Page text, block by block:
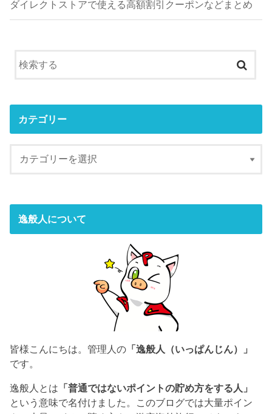
ダイレクトストアで使える高額割引クーポンなどまとめ
カテゴリー
逸般人について
皆様こんにちは。管理人の 「逸般人（いっぱんじん）」
です。
逸般人とは 「普通ではないポイントの貯め方をする人」
という意味で名付けました。このブログでは大量ポイン